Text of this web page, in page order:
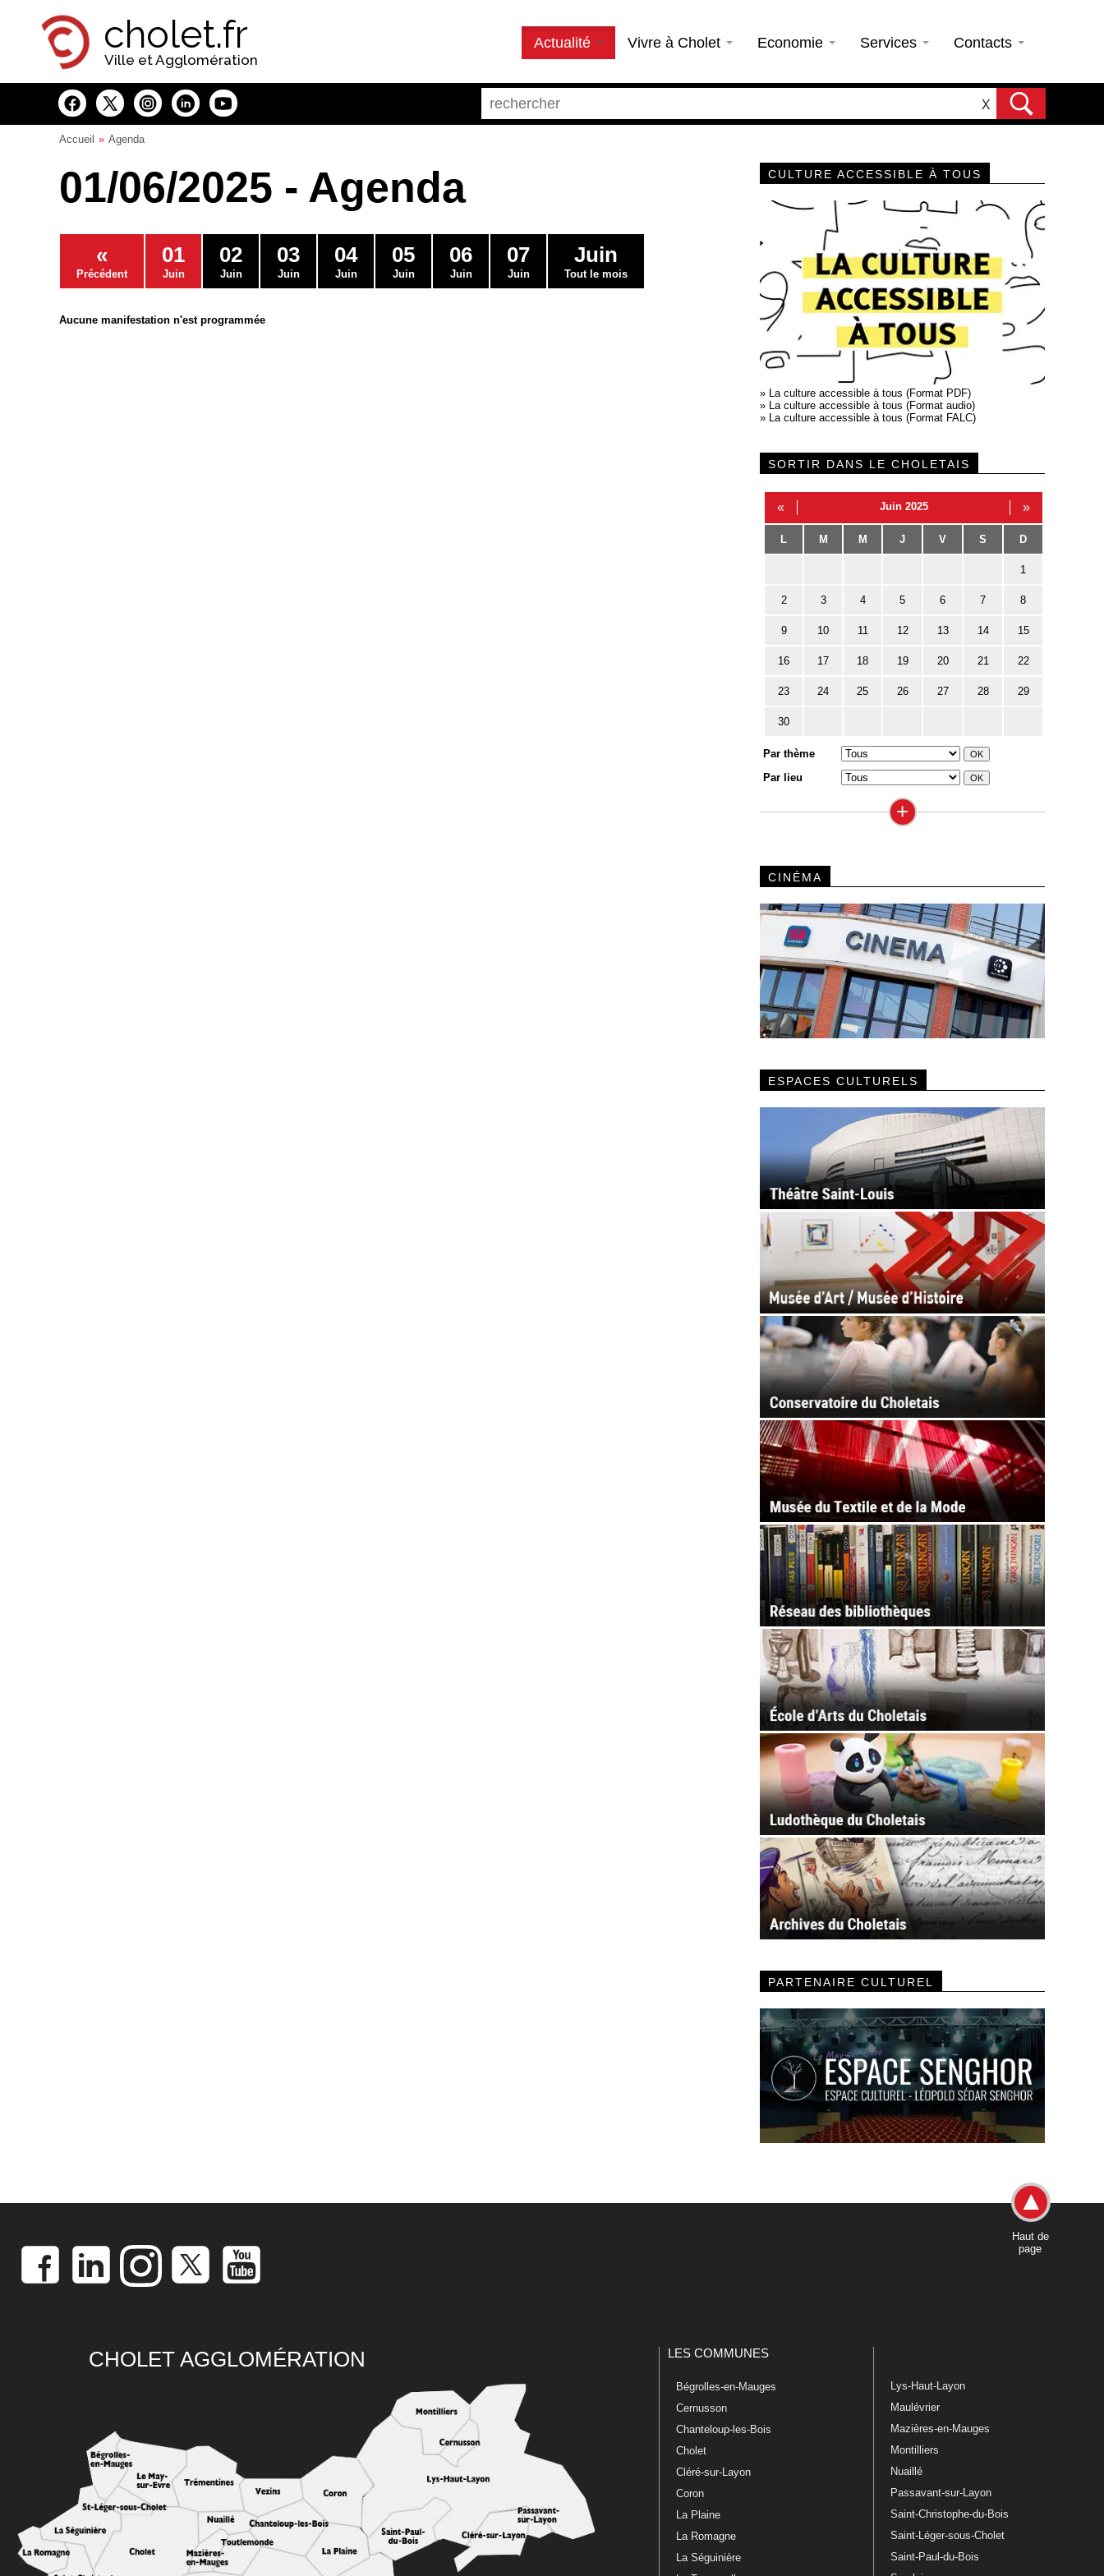
cholet.fr
Ville et Agglomération
Actualité Vivre à Cholet Economie Services Contacts
X
Accueil Agenda
01/06/2025 - Agenda
«
Précédent
01
Juin
02
Juin
03
Juin
04
Juin
05
Juin
06
Juin
07
Juin
Juin
Tout le mois
Aucune manifestation n'est programmée
CULTURE ACCESSIBLE À TOUS
» La culture accessible à tous (Format PDF)
» La culture accessible à tous (Format audio)
» La culture accessible à tous (Format FALC)
SORTIR DANS LE CHOLETAIS
« Juin 2025 »
L M M J V S D
1
2 3 4 5 6 7 8
9 10 11 12 13 14 15
16 17 18 19 20 21 22
23 24 25 26 27 28 29
30
Par thème
Par lieu
+
CINÉMA
ESPACES CULTURELS
PARTENAIRE CULTUREL
Haut de
page
CHOLET AGGLOMÉRATION LES COMMUNES
Bégrolles-en-Mauges
Cernusson
Chanteloup-les-Bois
Cholet
Cléré-sur-Layon
Coron
La Plaine
La Romagne
La Séguinière
Lys-Haut-Layon
Maulévrier
Mazières-en-Mauges
Montilliers
Nuaillé
Passavant-sur-Layon
Saint-Christophe-du-Bois
Saint-Léger-sous-Cholet
Saint-Paul-du-Bois